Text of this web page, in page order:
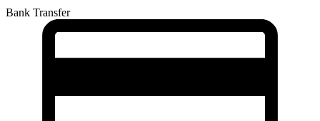
Bank Transfer